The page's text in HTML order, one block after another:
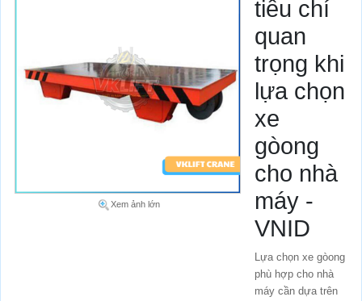
Xem ảnh lớn
tiêu chí
quan
trọng khi
lựa chọn
xe
gòong
cho nhà
máy -
VNID
Lựa chọn xe gòong
phù hợp cho nhà
máy cần dựa trên